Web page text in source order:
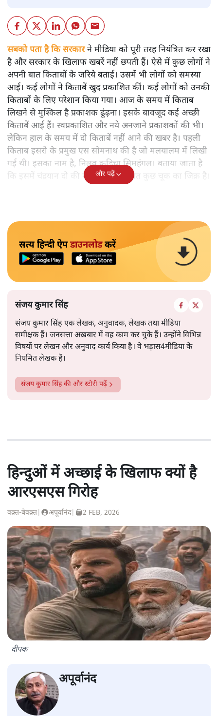
सबको पता है कि सरकारने मीडिया को पूरी तरह नियंत्रित कर रखा
है और सरकार के खिलाफ खबरें नहीं छपती हैं। ऐसे में कुछ लोगों ने
अपनी बात किताबों के जरिये बताई। उसमें भी लोगों को समस्या
आई। कई लोगों ने किताबें खुद प्रकाशित कीं। कई लोगों को उनकी
किताबों के लिए परेशान किया गया। आज के समय में किताब
लिखने से मुश्किल है प्रकाशक ढूंढ़ना। इसके बावजूद कई अच्छी
किताबें आई हैं। स्वप्रकाशित और नये अनजाने प्रकाशकों की भी।
लेकिन हाल के समय में दो किताबें नहीं आने की खबर है। पहली
किताब इसरो के प्रमुख एस सोमनाथ की है जो मलयालम में लिखी
गई थी। इसका नाम है, निलवु कुडिचा सिमहंगल। बताया जाता है
कि इसमें चंद्रयान दो की नाकामी से संबंधित कुछ चूक का जिक्र है।
और पढ़ें
सत्य हिन्दी ऐपडाउनलोडकरें
संजय कुमार सिंह
संजय कुमार सिंह एक लेखक, अनुवादक, लेखक तथा मीडिया
समीक्षक हैं। जनसत्ता अख़बार में वह काम कर चुके हैं। उन्होंने विभिन्न
विषयों पर लेखन और अनुवाद कार्य किया है। वे भड़ास4मीडिया के
नियमित लेखक हैं।
संजय कुमार सिंहकी और स्टोरी पढ़ें
हिन्दुओं में अच्छाई के खिलाफ क्यों है
आरएसएस गिरोह
वक़्त-बेवक़्त अपूर्वानंद| 2 FEB, 2026
दीपक
अपूर्वानंद